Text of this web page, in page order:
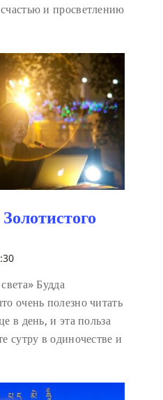
и просветлению
Будда
очень полезно читать
в день, и эта польза
сутру в одиночестве и